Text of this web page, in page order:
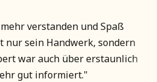
verstanden und Spaß
nur sein Handwerk, sondern
war auch über erstaunlich
gut informiert."